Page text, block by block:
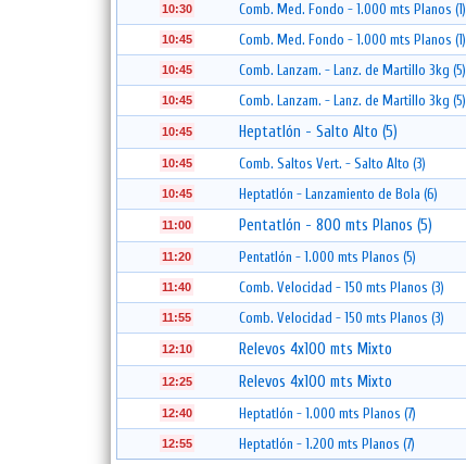
10:30 Comb. Med. Fondo - 1.000 mts Planos (1)
10:45 Comb. Med. Fondo - 1.000 mts Planos (1)
10:45 Comb. Lanzam. - Lanz. de Martillo 3kg (5)
10:45 Comb. Lanzam. - Lanz. de Martillo 3kg (5)
10:45 Heptatlón - Salto Alto (5)
10:45 Comb. Saltos Vert. - Salto Alto (3)
10:45 Heptatlón - Lanzamiento de Bola (6)
11:00 Pentatlón - 800 mts Planos (5)
11:20 Pentatlón - 1.000 mts Planos (5)
11:40 Comb. Velocidad - 150 mts Planos (3)
11:55 Comb. Velocidad - 150 mts Planos (3)
12:10 Relevos 4x100 mts Mixto
12:25 Relevos 4x100 mts Mixto
12:40 Heptatlón - 1.000 mts Planos (7)
12:55 Heptatlón - 1.200 mts Planos (7)